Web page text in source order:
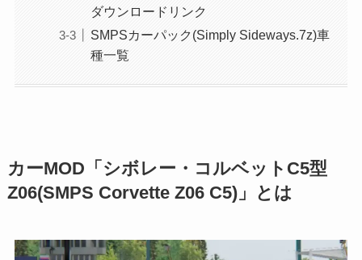
ダウンロードリンク
SMPSカーパック(Simply Sideways.7z)車
種一覧
カーMOD「シボレー・コルベットC5型
Z06(SMPS Corvette Z06 C5)」とは